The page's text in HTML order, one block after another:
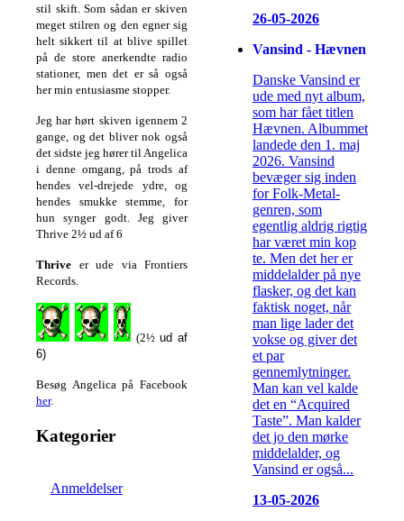
stil skift. Som sådan er skiven
meget stilren og den egner sig
helt sikkert til at blive spillet
på de store anerkendte radio
stationer, men det er så også
her min entusiasme stopper.
Jeg har hørt skiven igennem 2
gange, og det bliver nok også
det sidste jeg hører til Angelica
i denne omgang, på trods af
hendes vel-drejede ydre, og
hendes smukke stemme, for
hun synger godt. Jeg giver
Thrive 2½ ud af 6
Thrive er ude via Frontiers
Records.
(2½ ud af
6)
Besøg Angelica på Facebook
her.
Kategorier
Anmeldelser
26-05-2026
Vansind - Hævnen
Danske Vansind er
ude med nyt album,
som har fået titlen
Hævnen. Albummet
landede den 1. maj
2026. Vansind
bevæger sig inden
for Folk-Metal-
genren, som
egentlig aldrig rigtig
har været min kop
te. Men det her er
middelalder på nye
flasker, og det kan
faktisk noget, når
man lige lader det
vokse og giver det
et par
gennemlytninger.
Man kan vel kalde
det en “Acquired
Taste”. Man kalder
det jo den mørke
middelalder, og
Vansind er også...
13-05-2026